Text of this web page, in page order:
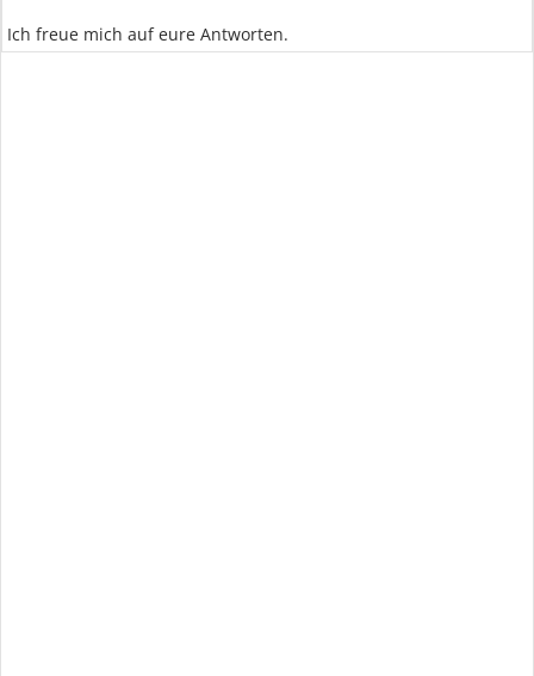
Ich freue mich auf eure Antworten.